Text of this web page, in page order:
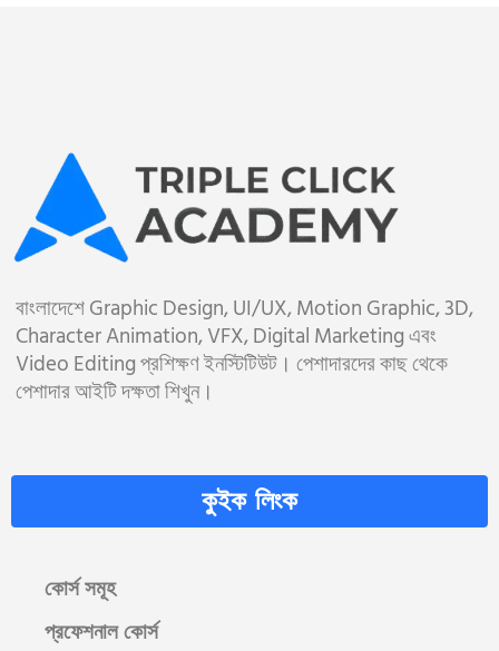
বাংলাদেশে Graphic Design, UI/UX, Motion Graphic, 3D,
Character Animation, VFX, Digital Marketing এবং
Video Editing প্রশিক্ষণ ইনস্টিটিউট। পেশাদারদের কাছ থেকে
পেশাদার আইটি দক্ষতা শিখুন।
কুইক লিংক
কোর্স সমূহ
প্রফেশনাল কোর্স